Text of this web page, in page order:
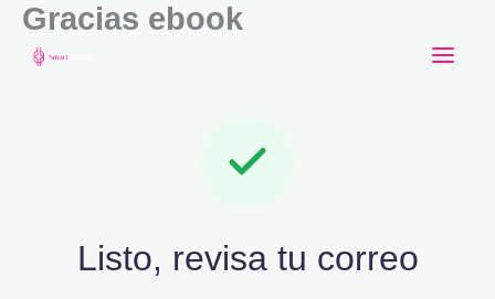
contenido
Gracias ebook
Listo, revisa tu correo